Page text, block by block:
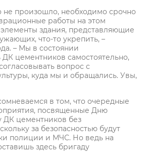
не произошло, необходимо срочно
работы на этом
элементы здания, представляющие
что-то укрепить, –
– Мы в состоянии
ДК цементников самостоятельно,
вопрос с
куда мы и обращались. Увы,
в том, что очередные
посвященные Дню
ДК цементников без
за безопасностью будут
полиции и МЧС. Но ведь на
здесь бригаду